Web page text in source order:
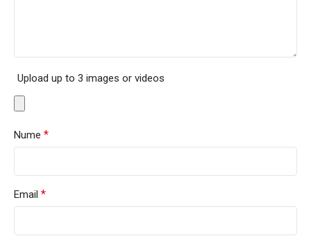
Upload up to 3 images or videos
Nume *
Email *